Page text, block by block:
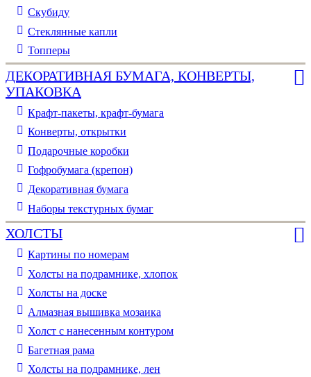
Скубиду
Стеклянные капли
Топперы
ДЕКОРАТИВНАЯ БУМАГА, КОНВЕРТЫ,
УПАКОВКА
Крафт-пакеты, крафт-бумага
Конверты, открытки
Подарочные коробки
Гофробумага (крепон)
Декоративная бумага
Наборы текстурных бумаг
ХОЛСТЫ
Картины по номерам
Холсты на подрамнике, хлопок
Холсты на доске
Алмазная вышивка мозаика
Холст с нанесенным контуром
Багетная рама
Холсты на подрамнике, лен